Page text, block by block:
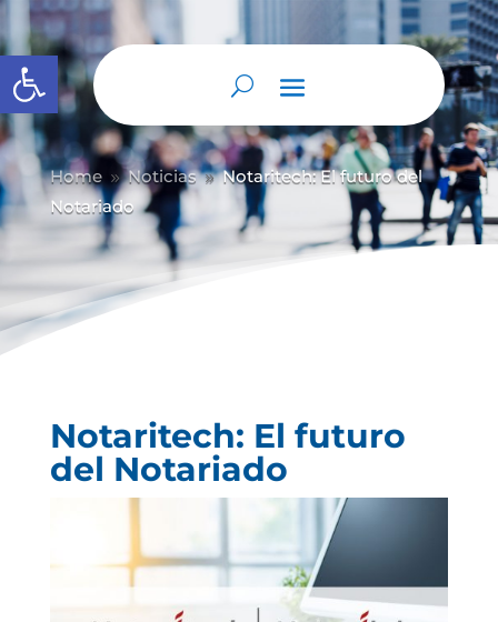
Abrir barra de herramientas
Home 9 Noticias 9 Notaritech: El futuro del
Notariado
Notaritech: El futuro
del Notariado